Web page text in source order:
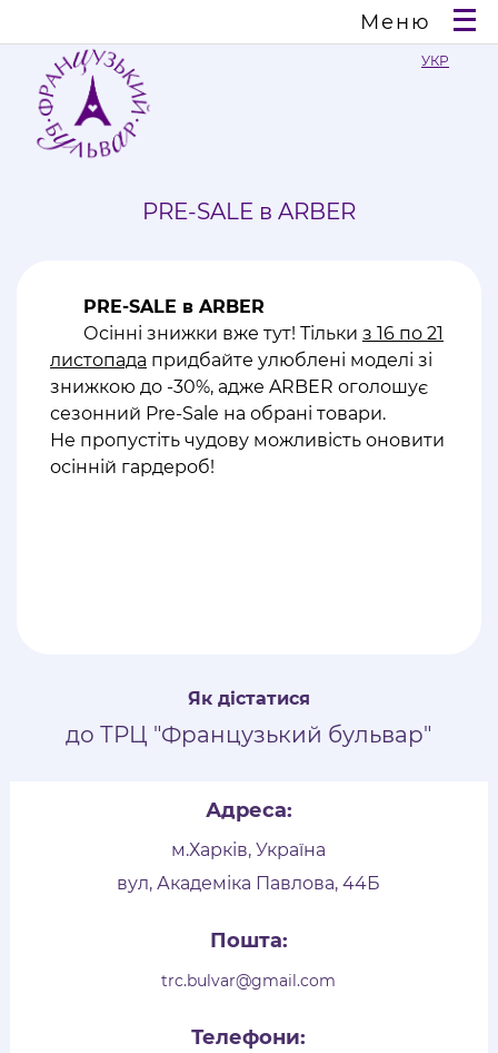
Меню
УКР
PRE-SALE в ARBER
PRE-SALE в ARBER
Осінні знижки вже тут! Тільки з 16 по 21
листопада придбайте улюблені моделі зі
знижкою до -30%, адже ARBER оголошує
сезонний Pre-Sale на обрані товари.
Не пропустіть чудову можливість оновити
осінній гардероб!
Як дістатися
до ТРЦ "Французький бульвар"
Адреса:
м.Харків, Україна
вул, Академіка Павлова, 44Б
Пошта:
trc.bulvar@gmail.com
Телефони: